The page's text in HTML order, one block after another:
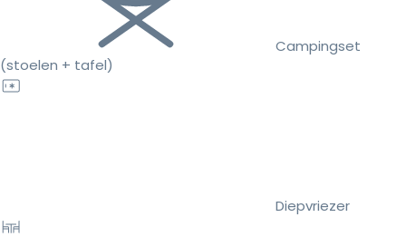
Campingset
(stoelen + tafel)
Diepvriezer